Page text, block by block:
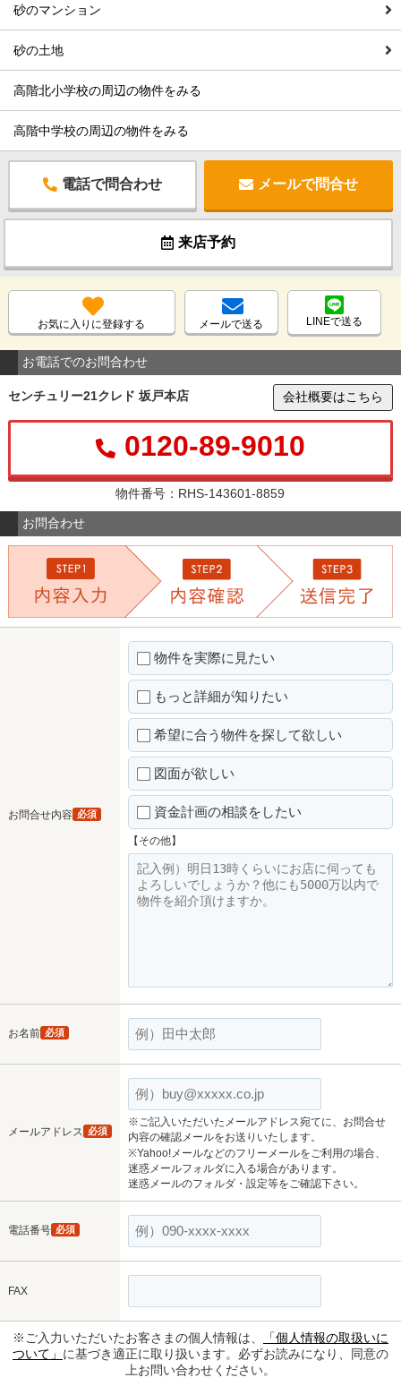
砂のマンション
砂の土地
高階北小学校の周辺の物件をみる
高階中学校の周辺の物件をみる
電話で問合わせ メールで問合せ
来店予約
お気に入りに登録する メールで送る LINEで送る
お電話でのお問合わせ
センチュリー21クレド 坂戸本店 会社概要はこちら
0120-89-9010
物件番号：RHS-143601-8859
お問合わせ
お問合せ内容 必須
物件を実際に見たい
もっと詳細が知りたい
希望に合う物件を探して欲しい
図面が欲しい
資金計画の相談をしたい
【その他】
お名前 必須
メールアドレス 必須
※ご記入いただいたメールアドレス宛てに、お問合せ
内容の確認メールをお送りいたします。
※Yahoo!メールなどのフリーメールをご利用の場合、
迷惑メールフォルダに入る場合があります。
迷惑メールのフォルダ・設定等をご確認下さい。
電話番号 必須
FAX
※ご入力いただいたお客さまの個人情報は、
「個人情報の取扱いに
ついて」 に基づき適正に取り扱います。必ずお読みになり、同意の
上お問い合わせください。